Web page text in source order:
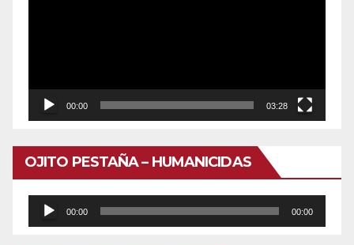
00:00 03:28
OJITO PESTAÑA – HUMANICIDAS
Reproductor
de
00:00 00:00